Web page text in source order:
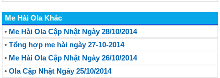
Me Hài Ola Khác
• Me Hài Ola Cập Nhật Ngày 28/10/2014
• Tổng hợp me hài ngày 27-10-2014
• Me Hài Ola Cập Nhật Ngày 26/10/2014
• Ola Cập Nhật Ngày 25/10/2014